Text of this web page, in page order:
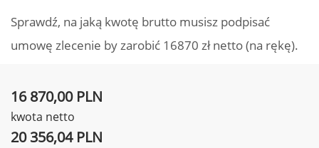
Sprawdź, na jaką kwotę brutto musisz podpisać
umowę zlecenie by zarobić 16870 zł netto (na rękę).
16 870,00 PLN
kwota netto
20 356,04 PLN